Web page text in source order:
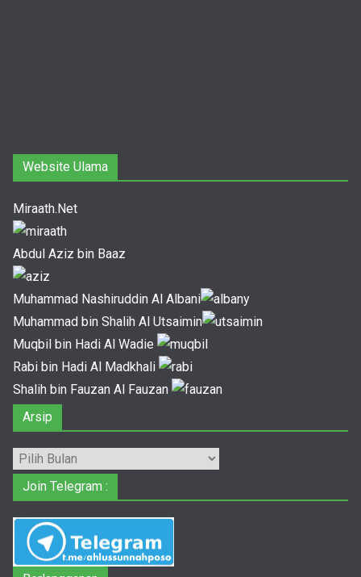
Website Ulama
Miraath.Net
Abdul Aziz bin Baaz
Muhammad Nashiruddin Al Albani
Muhammad bin Shalih Al Utsaimin
Muqbil bin Hadi Al Wadie
Rabi bin Hadi Al Madkhali
Shalih bin Fauzan Al Fauzan
Arsip
Arsip
Join Telegram :